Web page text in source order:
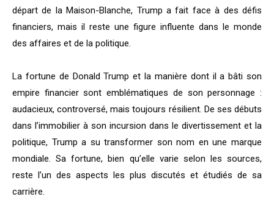
départ de la Maison-Blanche, Trump a fait face à des défis
financiers, mais il reste une figure influente dans le monde
des affaires et de la politique.
La fortune de Donald Trump et la manière dont il a bâti son
empire financier sont emblématiques de son personnage :
audacieux, controversé, mais toujours résilient. De ses débuts
dans l’immobilier à son incursion dans le divertissement et la
politique, Trump a su transformer son nom en une marque
mondiale. Sa fortune, bien qu’elle varie selon les sources,
reste l’un des aspects les plus discutés et étudiés de sa
carrière.